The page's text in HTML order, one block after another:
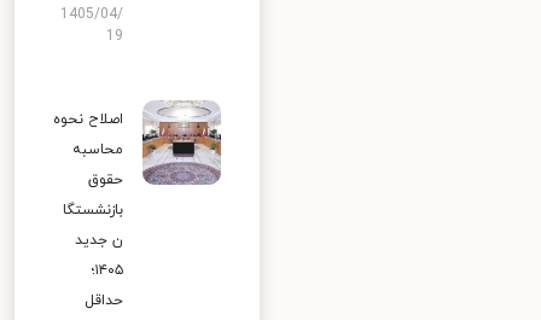
1405/04/
19
اصلاح نحوه
محاسبه
حقوق
بازنشستگا
ن جدید
۱۴۰۵؛
حداقل